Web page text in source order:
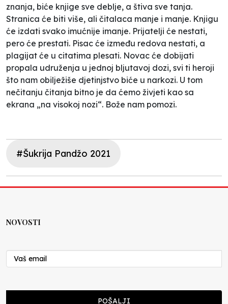
znanja, biće knjige sve deblje, a štiva sve tanja.
Stranica će biti više, ali čitalaca manje i manje. Knjigu
će izdati svako imućnije imanje. Prijatelji će nestati,
pero će prestati. Pisac će između redova nestati, a
plagijat će u citatima plesati. Novac će dobijati
propala udruženja u jednoj bljutavoj dozi, svi ti heroji
što nam obilježiše djetinjstvo biće u narkozi. U tom
nečitanju čitanja bitno je da ćemo živjeti kao sa
ekrana „na visokoj nozi“. Bože nam pomozi.
#Šukrija Pandžo 2021
NOVOSTI
POŠALJI